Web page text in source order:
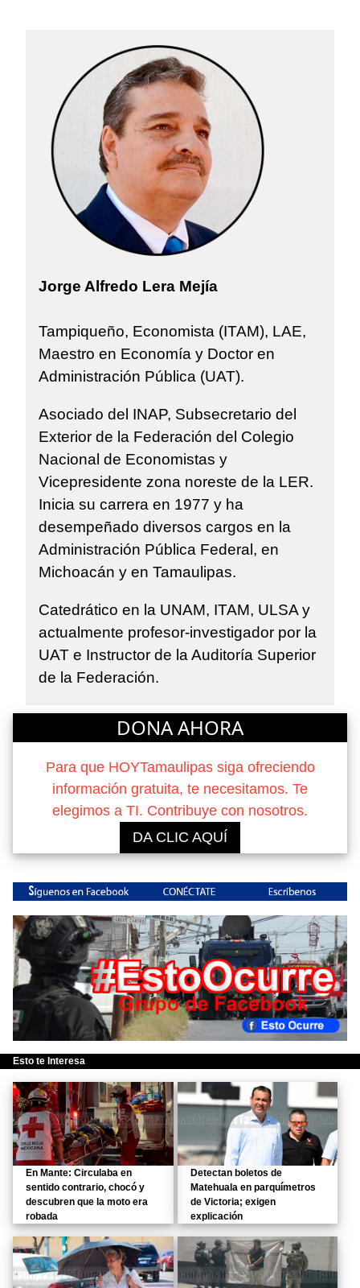
Jorge Alfredo Lera Mejía
Tampiqueño, Economista (ITAM), LAE,
Maestro en Economía y Doctor en
Administración Pública (UAT).
Asociado del INAP, Subsecretario del
Exterior de la Federación del Colegio
Nacional de Economistas y
Vicepresidente zona noreste de la LER.
Inicia su carrera en 1977 y ha
desempeñado diversos cargos en la
Administración Pública Federal, en
Michoacán y en Tamaulipas.
Catedrático en la UNAM, ITAM, ULSA y
actualmente profesor-investigador por la
UAT e Instructor de la Auditoría Superior
de la Federación.
DONA AHORA
Para que HOYTamaulipas siga ofreciendo
información gratuita, te necesitamos. Te
elegimos a TI. Contribuye con nosotros.
DA CLIC AQUÍ
Esto te Interesa
En Mante: Circulaba en
sentido contrario, chocó y
descubren que la moto era
robada
Detectan boletos de
Matehuala en parquímetros
de Victoria; exigen
explicación